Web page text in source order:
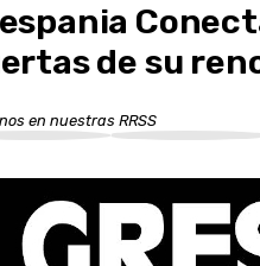
de su
en nuestras RRSS